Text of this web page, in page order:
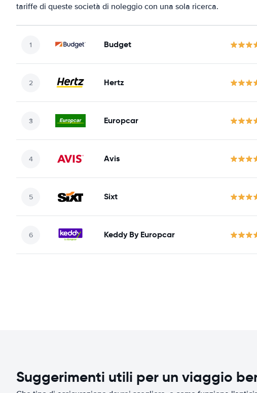
tariffe di queste società di noleggio con una sola ricerca.
Budget
Hertz
Europcar
Avis
Sixt
Keddy By Europcar
Suggerimenti utili per un viaggio